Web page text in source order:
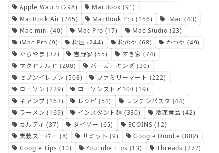
Apple Watch (298) MacBook (91)
MacBook Air (245) MacBook Pro (156) iMac (43)
Mac mini (40) Mac Pro (17) Mac Studio (23)
iMac Pro (9) 松屋 (244) 松のや (68) かつや (49)
からやま (37) 吉野家 (55) すき家 (74)
マクドナルド (208) バーガーキング (30)
セブンイレブン (508) ファミリーマート (222)
ローソン (229) ローソンストア100 (19)
キャンプ (163) レシピ (51) レンチンパスタ (44)
ラーメン (169) インスタント麺 (380) 冷凍食品 (42)
カルディ (37) ダイソー (65) 3COINS (12)
業務スーパー (8) サミット (9) Google Doodle (802)
Google Tips (10) YouTube Tips (13) Threads (272)